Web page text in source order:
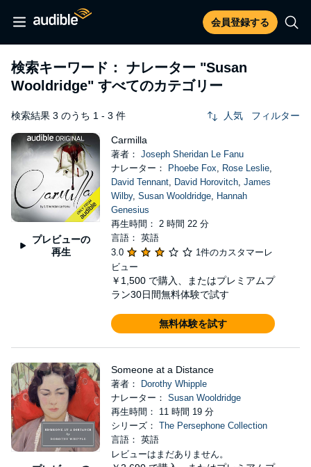
会員登録する
検索キーワード： ナレーター "Susan
Wooldridge" すべてのカテゴリー
検索結果 3 のうち 1 - 3 件 人気 フィルター
プレビューの
再生
Carmilla
著者： Joseph Sheridan Le Fanu
ナレーター：
Phoebe Fox, Rose Leslie,
David Tennant, David Horovitch, James
Wilby, Susan Wooldridge, Hannah
Genesius
再生時間： 2 時間 22 分
言語： 英語
3.0
1件のカスタマーレ
ビュー
￥1,500 で購入、またはプレミアムプ
ラン30日間無料体験で試す
無料体験を試す
Someone at a Distance
著者：
Dorothy Whipple
ナレーター： Susan Wooldridge
再生時間： 11 時間 19 分
シリーズ： The Persephone Collection
言語： 英語
レビューはまだありません。